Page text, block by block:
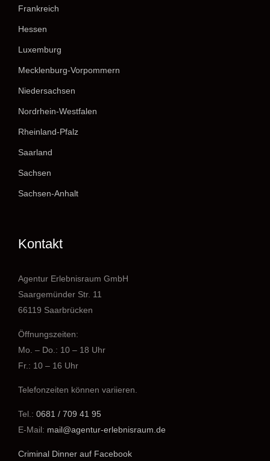
Frankreich
Hessen
Luxemburg
Mecklenburg-Vorpommern
Niedersachsen
Nordrhein-Westfalen
Rheinland-Pfalz
Saarland
Sachsen
Sachsen-Anhalt
Kontakt
Agentur Erlebnisraum GmbH
Saargemünder Str. 11
66119 Saarbrücken
Öffnungszeiten:
Mo. – Do.: 10 – 18 Uhr
Fr.: 10 – 16 Uhr
Telefonzeiten können variieren.
Tel.: 0681 / 709 41 95
E-Mail: mail@agentur-erlebnisraum.de
Criminal Dinner auf Facebook